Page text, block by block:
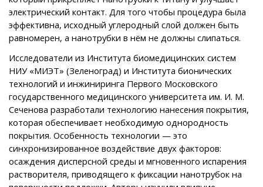
электрический контакт. Для того чтобы процедура была
эффективна, исходный углеродный слой должен быть
равномерен, а нанотрубки в нём не должны слипаться.
Исследователи из Института биомедицинских систем
НИУ «МИЭТ» (Зеленоград) и Института бионических
технологий и инжиниринга Первого Московского
государственного медицинского университета им. И. М.
Сеченова разработали технологию нанесения покрытия,
которая обеспечивает необходимую однородность
покрытия. Особенность технологии — это
синхронизированное воздействие двух факторов:
осаждения дисперсной среды и мгновенного испарения
растворителя, приводящего к фиксации нанотрубок на